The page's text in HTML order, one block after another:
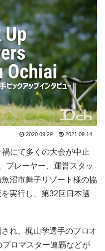
2020.09.29 2021.09.14
にて多くの大会が中止
プレーヤー、運営スタッ
沼市舞子リゾート様の協
実行し、第32回日本選
れ、梶山学選手のプロオ
ロマスター連覇などが